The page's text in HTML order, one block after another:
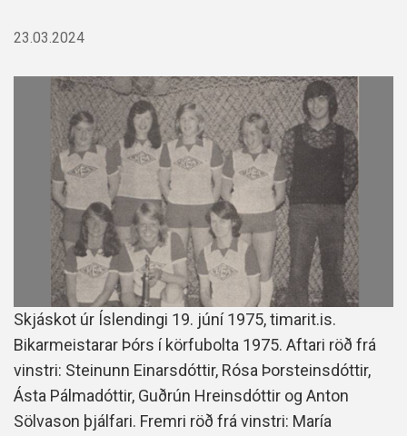
23.03.2024
Skjáskot úr Íslendingi 19. júní 1975, timarit.is.
Bikarmeistarar Þórs í körfubolta 1975. Aftari röð frá
vinstri: Steinunn Einarsdóttir, Rósa Þorsteinsdóttir,
Ásta Pálmadóttir, Guðrún Hreinsdóttir og Anton
Sölvason þjálfari. Fremri röð frá vinstri: María